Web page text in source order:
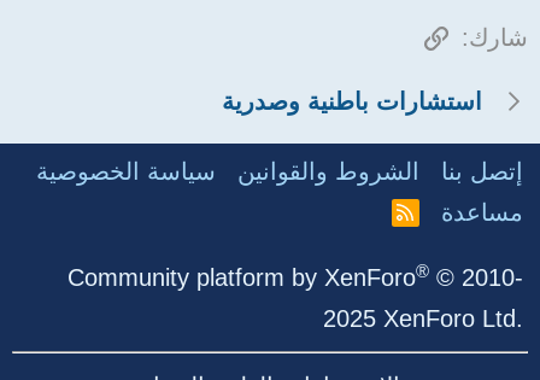
شارك: الرابط
استشارات باطنية وصدرية
إتصل بنا الشروط والقوانين
سياسة الخصوصية
مساعدة
R
Community platform by XenForo® © 2010-
2025 XenForo Ltd.